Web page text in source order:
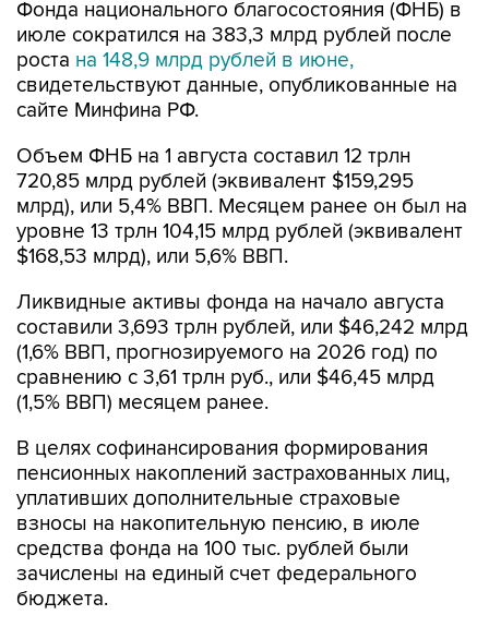
Ликвидные активы фонда на начало августа
составили 3,693 трлн рублей, или $46,242 млрд
(1,6% ВВП, прогнозируемого на 2026 год) по
сравнению с 3,61 трлн руб., или $46,45 млрд
(1,5% ВВП) месяцем ранее.
В целях софинансирования формирования
пенсионных накоплений застрахованных лиц,
уплативших дополнительные страховые
взносы на накопительную пенсию, в июле
средства фонда на 100 тыс. рублей были
бюджета.
В июле средства ФНБ в сумме 1,632 млрд
рублей были конвертированы в 158,9 кг золота
в обезличенной форме и в сумме 529,7 млн
Объем юаней в ФНБ незначительно снизился -
до 189,68 млрд со 189,8 млрд. Объем золота
вырос до 141,242 тонны со 141,1 тонны месяц
назад.
Совокупная расчетная сумма дохода от